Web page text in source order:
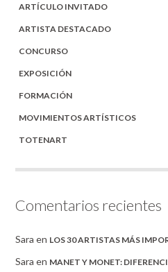
ARTÍCULO INVITADO
ARTISTA DESTACADO
CONCURSO
EXPOSICIÓN
FORMACIÓN
MOVIMIENTOS ARTÍSTICOS
TOTENART
Comentarios recientes
Sara en LOS 30 ARTISTAS MÁS
Sara en MANET Y MONET: